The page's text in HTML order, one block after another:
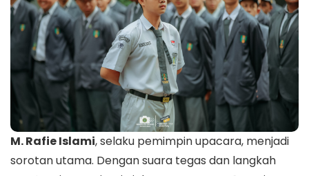
M. Rafie Islami, selaku pemimpin upacara, menjadi
sorotan utama. Dengan suara tegas dan langkah